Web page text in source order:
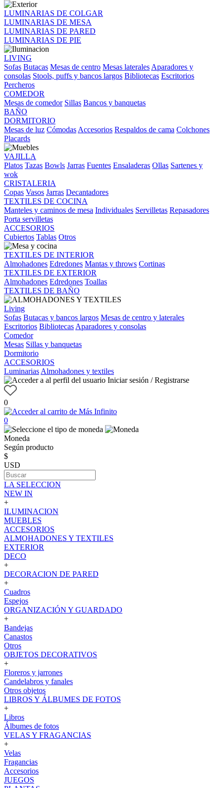
LUMINARIAS DE COLGAR
LUMINARIAS DE MESA
LUMINARIAS DE PARED
LUMINARIAS DE PIE
LIVING
Sofas Butacas Mesas de centro Mesas laterales Aparadores y
consolas Stools, puffs y bancos largos Bibliotecas Escritorios
Percheros
COMEDOR
Mesas de comedor Sillas Bancos y banquetas
BAÑO
DORMITORIO
Mesas de luz Cómodas Accesorios Respaldos de cama Colchones
Placards
VAJILLA
Platos Tazas Bowls Jarras Fuentes Ensaladeras Ollas Sartenes y
wok
CRISTALERIA
Copas Vasos Jarras Decantadores
TEXTILES DE COCINA
Manteles y caminos de mesa Individuales Servilletas Repasadores
Porta servilletas
ACCESORIOS
Cubiertos Tablas Otros
TEXTILES DE INTERIOR
Almohadones Edredones Mantas y throws Cortinas
TEXTILES DE EXTERIOR
Almohadones Edredones Toallas
TEXTILES DE BAÑO
Living
Sofas Butacas y bancos largos Mesas de centro y laterales
Escritorios Bibliotecas Aparadores y consolas
Comedor
Mesas Sillas y banquetas
Dormitorio
ACCESORIOS
Luminarias Almohadones y textiles
Iniciar sesión / Registrarse
0
0
Moneda
Según producto
$
USD
LA SELECCION
NEW IN
+
ILUMINACION
MUEBLES
ACCESORIOS
ALMOHADONES Y TEXTILES
EXTERIOR
DECO
+
DECORACION DE PARED
+
Cuadros
Espejos
ORGANIZACIÓN Y GUARDADO
+
Bandejas
Canastos
Otros
OBJETOS DECORATIVOS
+
Floreros y jarrones
Candelabros y fanales
Otros objetos
LIBROS Y ÁLBUMES DE FOTOS
+
Libros
Álbumes de fotos
VELAS Y FRAGANCIAS
+
Velas
Fragancias
Accesorios
JUEGOS